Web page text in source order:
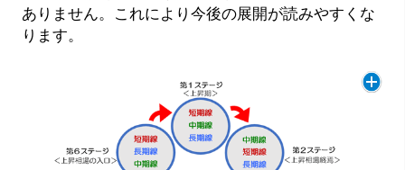
ありません。これにより今後の展開が読みやすくな
ります。